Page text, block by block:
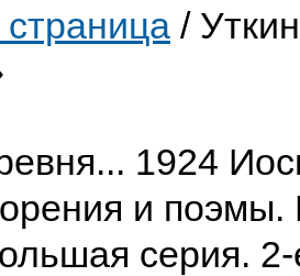
/
1924
и поэмы.
серия.